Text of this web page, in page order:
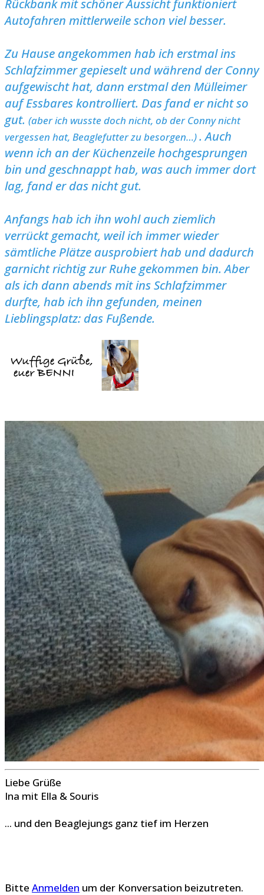
Rückbank mit schöner Aussicht funktioniert
Autofahren mittlerweile schon viel besser.
Zu Hause angekommen hab ich erstmal ins
Schlafzimmer gepieselt und während der Conny
aufgewischt hat, dann erstmal den Mülleimer
auf Essbares kontrolliert. Das fand er nicht so
gut. (aber ich wusste doch nicht, ob der Conny nicht
vergessen hat, Beaglefutter zu besorgen…). Auch
wenn ich an der Küchenzeile hochgesprungen
bin und geschnappt hab, was auch immer dort
lag, fand er das nicht gut.
Anfangs hab ich ihn wohl auch ziemlich
verrückt gemacht, weil ich immer wieder
sämtliche Plätze ausprobiert hab und dadurch
garnicht richtig zur Ruhe gekommen bin. Aber
als ich dann abends mit ins Schlafzimmer
durfte, hab ich ihn gefunden, meinen
Lieblingsplatz: das Fußende.
Liebe Grüße
Ina mit Ella & Souris
... und den Beaglejungs ganz tief im Herzen
Bitte Anmelden um der Konversation beizutreten.